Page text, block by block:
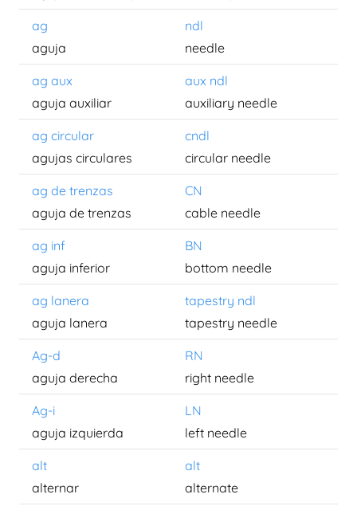
ag
ndl
aguja
needle
ag aux
aux ndl
aguja auxiliar
auxiliary needle
ag circular
cndl
agujas circulares
circular needle
ag de trenzas
CN
aguja de trenzas
cable needle
ag inf
BN
aguja inferior
bottom needle
ag lanera
tapestry ndl
aguja lanera
tapestry needle
Ag-d
RN
aguja derecha
right needle
Ag-i
LN
aguja izquierda
left needle
alt
alt
alternar
alternate